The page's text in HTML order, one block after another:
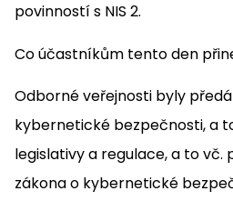
povinností s NIS 2.
Co účastníkům tento den
Odborné veřejnosti byly
kybernetické bezpečnosti, a
legislativy a regulace, a to
zákona o kybernetické